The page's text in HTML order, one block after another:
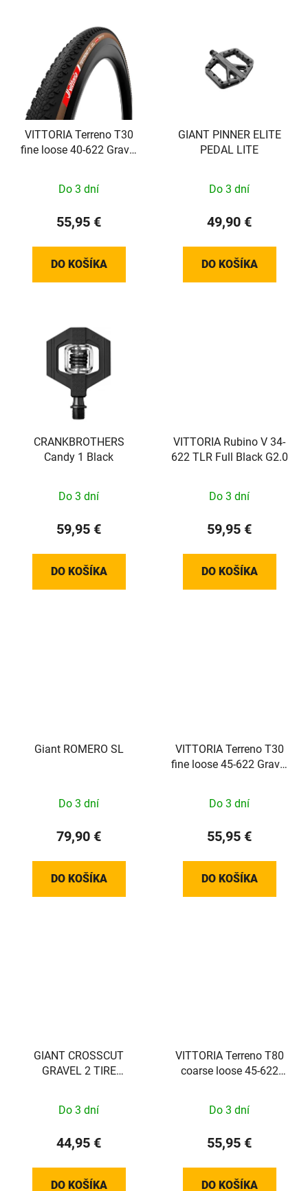
VITTORIA Terreno T30
fine loose 40-622 Gravel
Do 3 dní
55,95 €
DO KOŠÍKA
GIANT PINNER ELITE
PEDAL LITE
Do 3 dní
49,90 €
DO KOŠÍKA
CRANKBROTHERS
Candy 1 Black
Do 3 dní
59,95 €
DO KOŠÍKA
VITTORIA Rubino V 34-
622 TLR Full Black G2.0
Do 3 dní
59,95 €
DO KOŠÍKA
Giant ROMERO SL
Do 3 dní
79,90 €
DO KOŠÍKA
VITTORIA Terreno T30
fine loose 45-622 Gravel
Do 3 dní
55,95 €
DO KOŠÍKA
GIANT CROSSCUT
GRAVEL 2 TIRE
Do 3 dní
44,95 €
DO KOŠÍKA
VITTORIA Terreno T80
coarse loose 45-622
Do 3 dní
55,95 €
DO KOŠÍKA